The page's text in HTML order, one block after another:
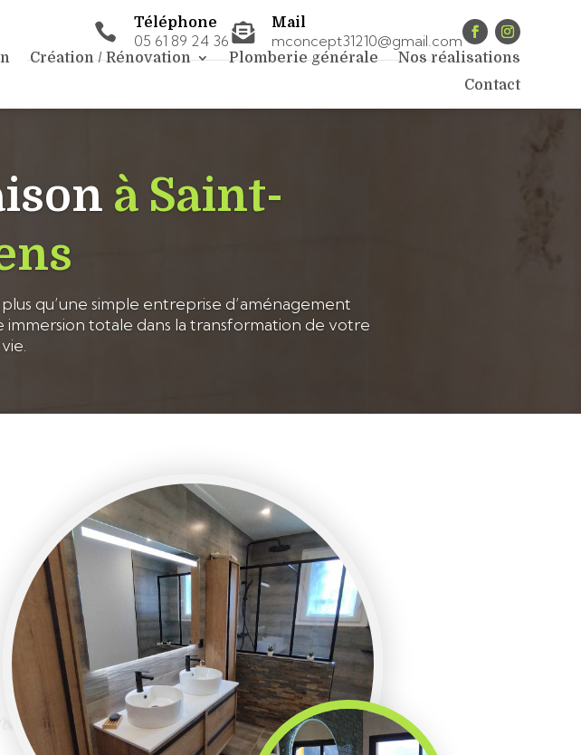
 Téléphone
05 61 89 24 36  Mail
mconcept31210@gmail.com
Création / Rénovation Plomberie générale
Nos réalisations
Contact
à Saint-
qu’une simple entreprise d’aménagement
immersion totale dans la transformation de votre